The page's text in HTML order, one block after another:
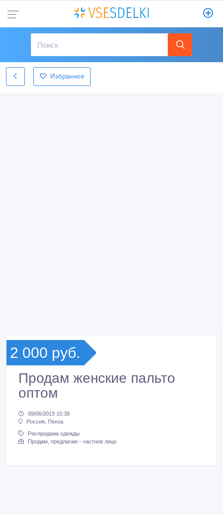
Избранное
2 000 руб.
Продам женские пальто
оптом
09/06/2013 10:38
Россия, Пенза
Распродажа одежды
Продам, предлагаю - частное лицо